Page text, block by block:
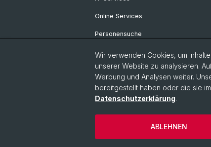
Online Services
Personensuche
© Universität Basel
Wir verwenden Cookies, um
unserer Website zu analysieren.
Werbung und Analysen weiter.
bereitgestellt haben oder die sie
Datenschutzerklärung.
ABLEHNEN